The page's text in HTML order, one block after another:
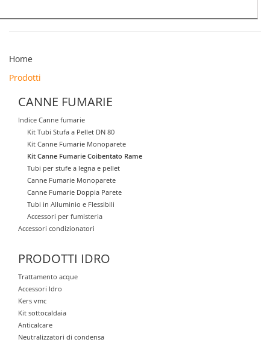
Home
Prodotti
CANNE FUMARIE
Indice Canne fumarie
Kit Tubi Stufa a Pellet DN 80
Kit Canne Fumarie Monoparete
Kit Canne Fumarie Coibentato Rame
Tubi per stufe a legna e pellet
Canne Fumarie Monoparete
Canne Fumarie Doppia Parete
Tubi in Alluminio e Flessibili
Accessori per fumisteria
Accessori condizionatori
PRODOTTI IDRO
Trattamento acque
Accessori Idro
Kers vmc
Kit sottocaldaia
Anticalcare
Neutralizzatori di condensa